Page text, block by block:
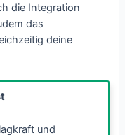
die Integration
das
deine
und